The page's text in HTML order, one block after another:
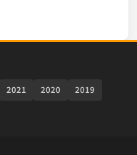
2021 2020
2019